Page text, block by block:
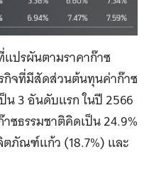
ปรผันตามราคาก๊าซ
กิจที่มีสัดส่วนต้นทุนค่าก๊าซ
3 อันดับแรก ในปี 2566
ซธรรมชาติคิดเป็น 24.9%
ภัณฑ์แก้ว (18.7%) และ